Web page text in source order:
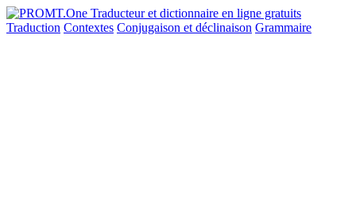
Traduction Contextes Conjugaison et déclinaison Grammaire